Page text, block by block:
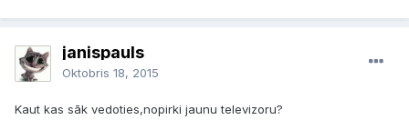
janispauls
Oktobris 18, 2015
Kaut kas sāk vedoties,nopirki jaunu televizoru?